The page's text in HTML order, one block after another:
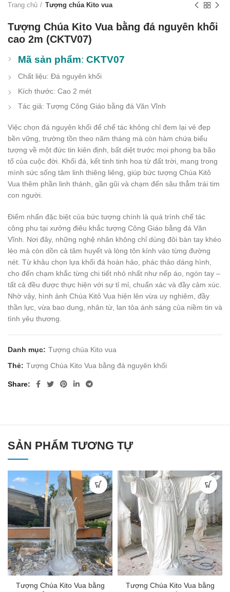
Trang chủ Tượng chúa Kito vua
Tượng Chúa Kito Vua bằng đá nguyên khối
cao 2m (CKTV07)
Mã sản phẩm: CKTV07
Chất liệu: Đá nguyên khối
Kích thước: Cao 2 mét
Tác giả: Tượng Công Giáo bằng đá Văn Vĩnh
Việc chọn đá nguyên khối để chế tác không chỉ đem lại vẻ đẹp
bền vững, trường tồn theo năm tháng mà còn hàm chứa biểu
tượng về một đức tin kiên định, bất diệt trước mọi phong ba bão
tố của cuộc đời. Khối đá, kết tinh tinh hoa từ đất trời, mang trong
mình sức sống tâm linh thiêng liêng, giúp bức tượng Chúa Kitô
Vua thêm phần linh thánh, gần gũi và chạm đến sâu thẳm trái tim
con người.
Điểm nhấn đặc biệt của bức tượng chính là quá trình chế tác
công phu tại xưởng điêu khắc tượng Công Giáo bằng đá Văn
Vĩnh. Nơi đây, những nghệ nhân không chỉ dùng đôi bàn tay khéo
léo mà còn dồn cả tâm huyết và lòng tôn kính vào từng đường
nét. Từ khâu chọn lựa khối đá hoàn hảo, phác thảo dáng hình,
cho đến chạm khắc từng chi tiết nhỏ nhất như nếp áo, ngón tay –
tất cả đều được thực hiện với sự tỉ mỉ, chuẩn xác và đầy cảm xúc.
Nhờ vậy, hình ảnh Chúa Kitô Vua hiện lên vừa uy nghiêm, đầy
thần lực, vừa bao dung, nhân từ, lan tỏa ánh sáng của niềm tin và
tình yêu thương.
Danh mục: Tượng chúa Kito vua
Thẻ: Tượng Chúa Kito Vua bằng đá nguyên khối
Share
SẢN PHẨM TƯƠNG TỰ
Tượng Chúa Kito Vua bằng
Tượng Chúa Kito Vua bằng